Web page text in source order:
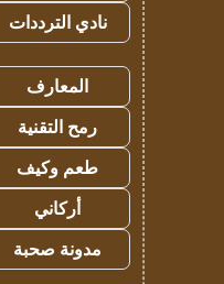
نادي الترددات
المعارف
رمح التقنية
طعم وكيف
أركاني
مدونة صحبة